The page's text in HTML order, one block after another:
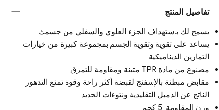
تفاصيل المنتج
يسمح لك باستهداف الجزء العلوي والسفلي من جسمك
يساعد على تقوية وتقوية الجسم بمجموعة كبيرة من خيارات
التمارين الديناميكية
مصنوع من مادة TPR متينة ومقاومة للتمزق
مقابض مبطنة بالإسفنج لقبضة أكثر راحة وقوة تمنع التدهور
الناتج عن الدمبل التقليدية ونتوءات الحديد
وزن المقاومة: 5 كجم